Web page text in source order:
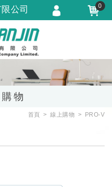
物
首頁 線上購物 PRO-V
公司 0
入
註冊
查詢
通知